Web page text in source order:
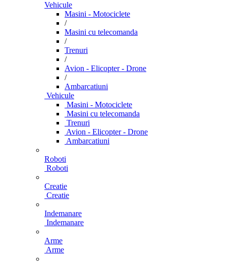
Vehicule
Masini - Motociclete
/
Masini cu telecomanda
/
Trenuri
/
Avion - Elicopter - Drone
/
Ambarcatiuni
Vehicule
Masini - Motociclete
Masini cu telecomanda
Trenuri
Avion - Elicopter - Drone
Ambarcatiuni
Roboti
Roboti
Creatie
Creatie
Indemanare
Indemanare
Arme
Arme